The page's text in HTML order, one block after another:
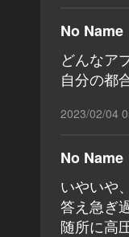
No Name
どんなア
自分の都
2023/02/04
No Name
いやいや
答え急ぎ
随所に高